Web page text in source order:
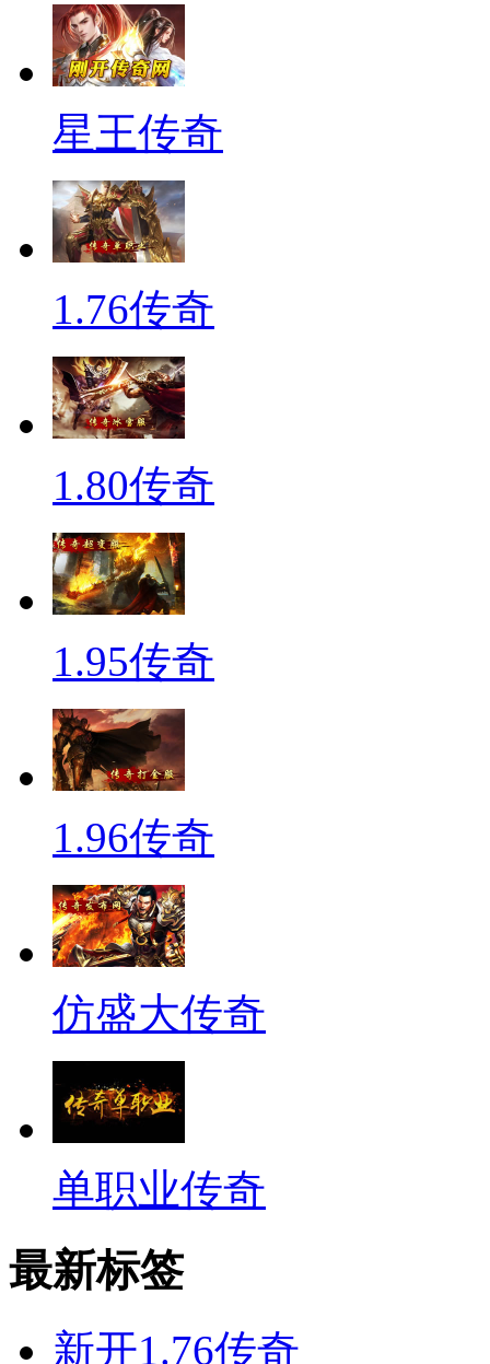
星王传奇
1.76传奇
1.80传奇
1.95传奇
1.96传奇
仿盛大传奇
单职业传奇
最新标签
新开1.76传奇